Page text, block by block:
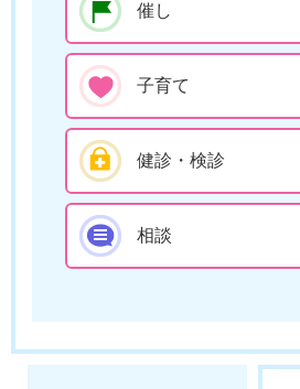
催し
子育て
健診・検診
相談